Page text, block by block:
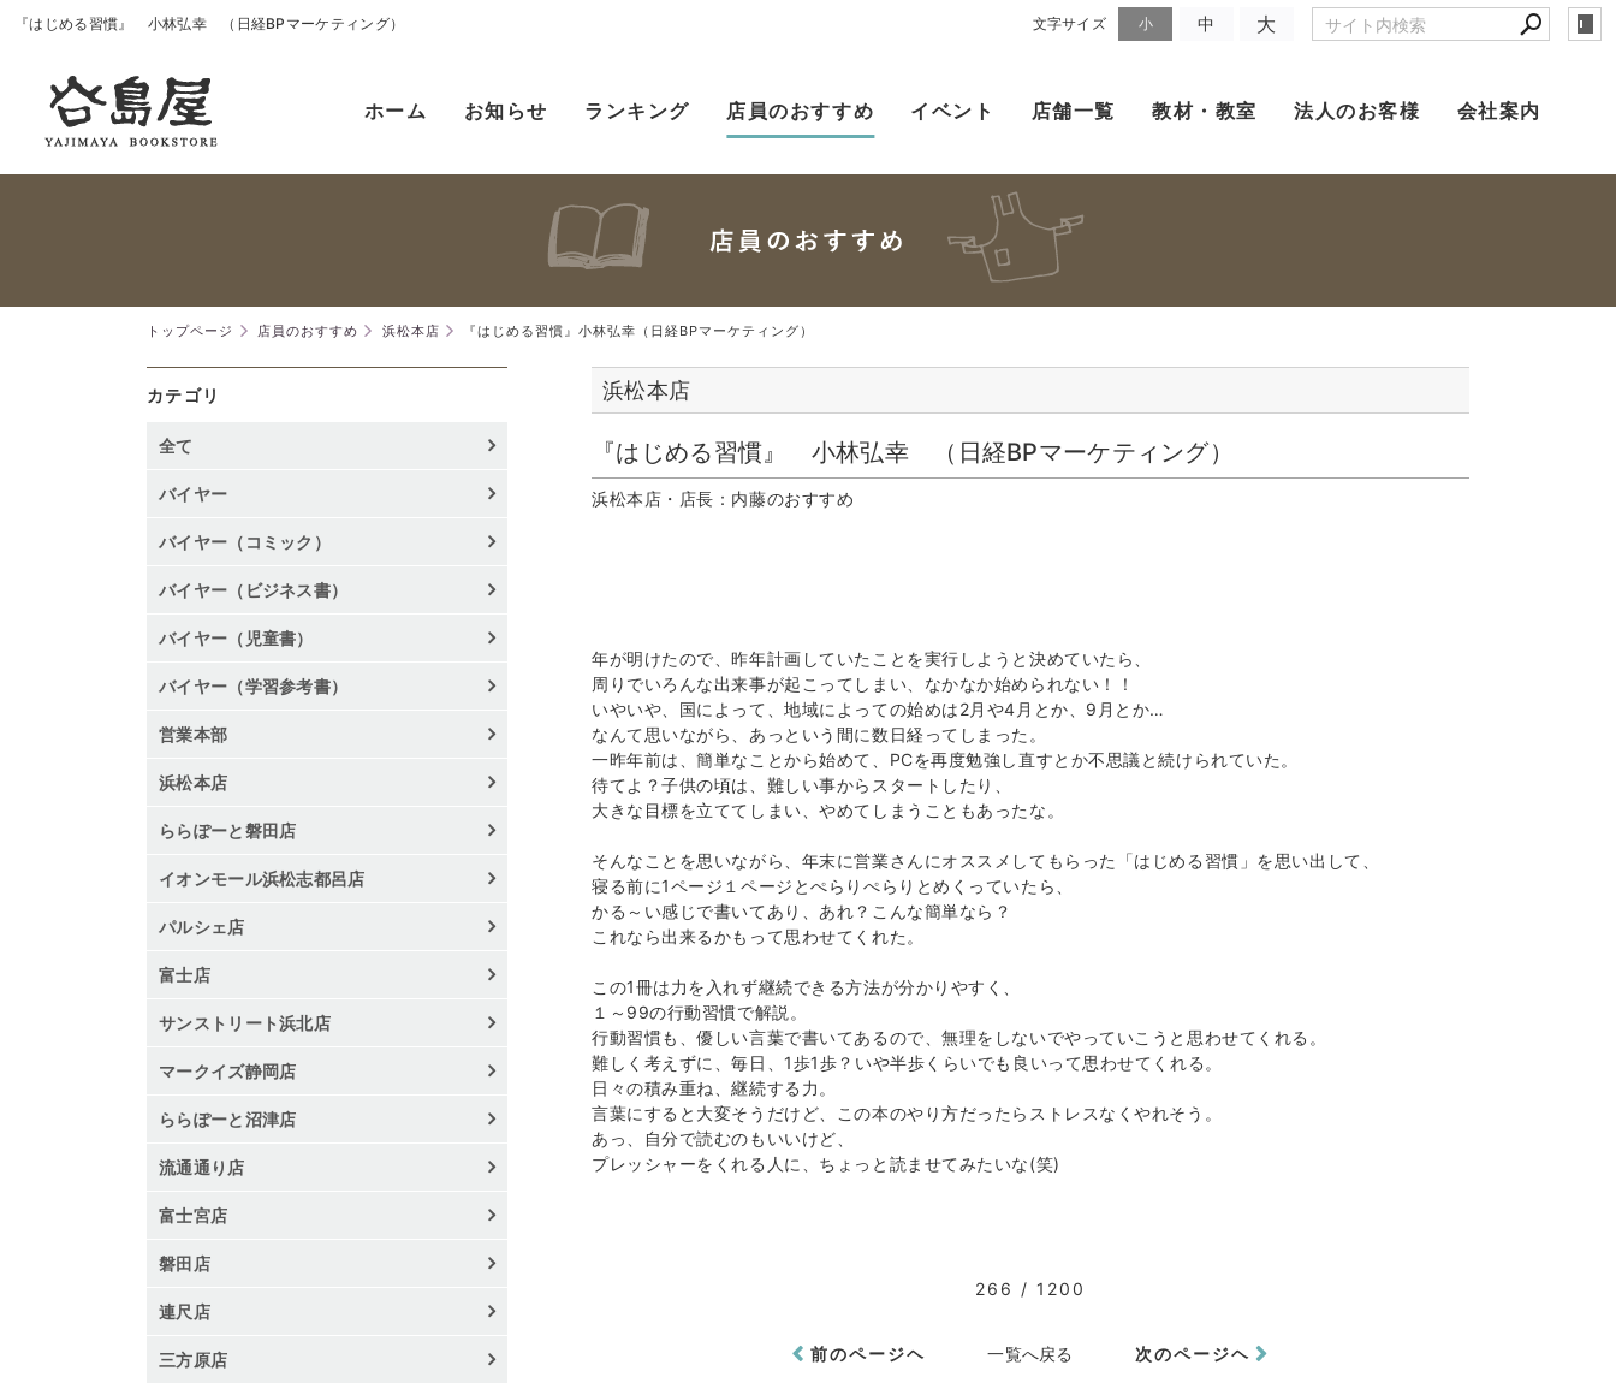
『はじめる習慣』 小林弘幸 （日経BPマーケティング） 文字サイズ 小 中 大
ホーム お知らせ ランキング 店員のおすすめ イベント 店舗一覧 教材・教室 法人のお客様 会社案内
トップページ 店員のおすすめ 浜松本店 『はじめる習慣』小林弘幸（日経BPマーケティング）
浜松本店
『はじめる習慣』 小林弘幸 （日経BPマーケティング）
浜松本店・店長：内藤のおすすめ
年が明けたので、昨年計画していたことを実行しようと決めていたら、
周りでいろんな出来事が起こってしまい、なかなか始められない！！
いやいや、国によって、地域によっての始めは2月や4月とか、9月とか…
なんて思いながら、あっという間に数日経ってしまった。
一昨年前は、簡単なことから始めて、PCを再度勉強し直すとか不思議と続けられていた。
待てよ？子供の頃は、難しい事からスタートしたり、
大きな目標を立ててしまい、やめてしまうこともあったな。
そんなことを思いながら、年末に営業さんにオススメしてもらった「はじめる習慣」を思い出して、
寝る前に1ページ１ページとぺらりぺらりとめくっていたら、
かる～い感じで書いてあり、あれ？こんな簡単なら？
これなら出来るかもって思わせてくれた。
この1冊は力を入れず継続できる方法が分かりやすく、
１～99の行動習慣で解説。
行動習慣も、優しい言葉で書いてあるので、無理をしないでやっていこうと思わせてくれる。
難しく考えずに、毎日、1歩1歩？いや半歩くらいでも良いって思わせてくれる。
日々の積み重ね、継続する力。
言葉にすると大変そうだけど、この本のやり方だったらストレスなくやれそう。
あっ、自分で読むのもいいけど、
プレッシャーをくれる人に、ちょっと読ませてみたいな(笑)
266 / 1200
前のページヘ 一覧へ戻る 次のページヘ
カテゴリ
全て
バイヤー
バイヤー（コミック）
バイヤー（ビジネス書）
バイヤー（児童書）
バイヤー（学習参考書）
営業本部
浜松本店
ららぽーと磐田店
イオンモール浜松志都呂店
パルシェ店
富士店
サンストリート浜北店
マークイズ静岡店
ららぽーと沼津店
流通通り店
富士宮店
磐田店
連尺店
三方原店